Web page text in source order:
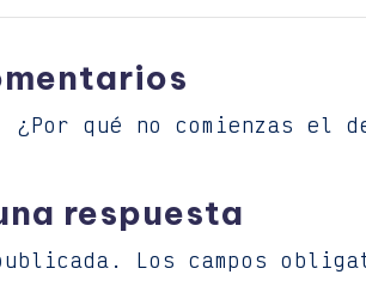
¿Por qué no comienzas el
respuesta
Los campos